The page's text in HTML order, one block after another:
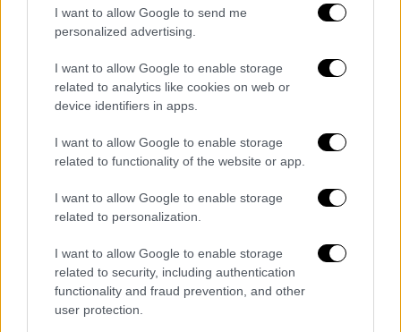
I want to allow Google to send me
personalized advertising.
I want to allow Google to enable storage
related to analytics like cookies on web or
device identifiers in apps.
I want to allow Google to enable storage
related to functionality of the website or app.
I want to allow Google to enable storage
related to personalization.
I want to allow Google to enable storage
related to security, including authentication
functionality and fraud prevention, and other
user protection.
μαζί. Αν θέλετε να εκφράσετε τη δική σας
οπτική γωνία, καλό θα ήταν να
αντικαταστήσετε τη λέξη «αλλά» με τη λέξη
«και». Το «αλλά» αναιρεί, δεν επιβεβαιώνει.
Και τι θέλουν οι περισσότεροι άνθρωποι; Να
αισθάνονται ότι τόσο εκείνοι όσο και οι
απόψεις τους χαίρουν σεβασμού και
να σου αναφέρω και τη δική μου οπτική
γωνία». Δεν σας ακούγεται καλύτερο αυτό;
Απειλές όπως «Χωρίζουμε»
Κατ’ αρχάς είναι σημαντικό να έχουμε κατά